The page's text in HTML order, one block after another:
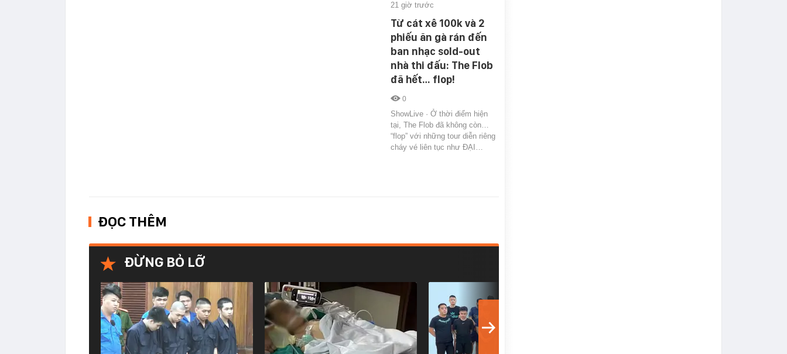
21 giờ trước
Từ cát xê 100k và 2
phiếu ăn gà rán đến
ban nhạc sold-out
nhà thi đấu: The Flob
đã hết… flop!
0
ShowLive · Ở thời điểm hiện
tại, The Flob đã không còn…
“flop” với những tour diễn riêng
cháy vé liên tục như ĐẠI…
ĐỌC THÊM
ĐỪNG BỎ LỠ